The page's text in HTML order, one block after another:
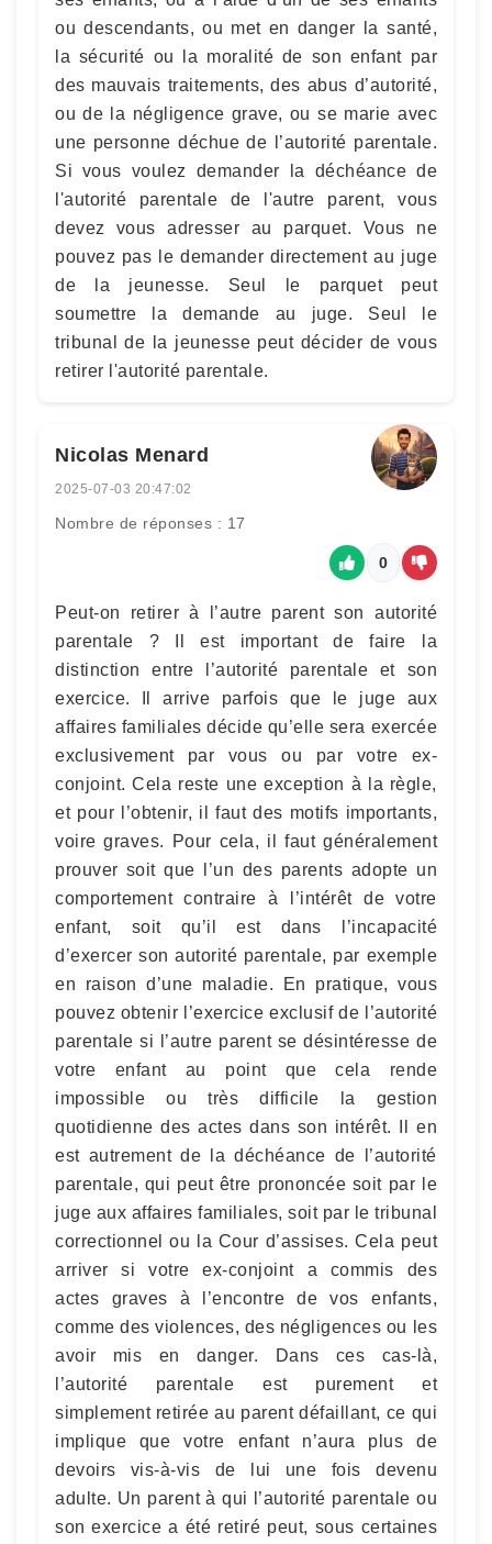
ou descendants, ou met en danger la santé,
la sécurité ou la moralité de son enfant par
des mauvais traitements, des abus d’autorité,
ou de la négligence grave, ou se marie avec
une personne déchue de l’autorité parentale.
Si vous voulez demander la déchéance de
l'autorité parentale de l'autre parent, vous
devez vous adresser au parquet. Vous ne
pouvez pas le demander directement au juge
de la jeunesse. Seul le parquet peut
soumettre la demande au juge. Seul le
tribunal de la jeunesse peut décider de vous
retirer l'autorité parentale.
Nicolas Menard
2025-07-03 20:47:02
Nombre de réponses : 17
0
Peut-on retirer à l’autre parent son autorité
parentale ? Il est important de faire la
distinction entre l’autorité parentale et son
exercice. Il arrive parfois que le juge aux
affaires familiales décide qu’elle sera exercée
exclusivement par vous ou par votre ex-
conjoint. Cela reste une exception à la règle,
et pour l’obtenir, il faut des motifs importants,
voire graves. Pour cela, il faut généralement
prouver soit que l’un des parents adopte un
comportement contraire à l’intérêt de votre
enfant, soit qu’il est dans l’incapacité
d’exercer son autorité parentale, par exemple
en raison d’une maladie. En pratique, vous
pouvez obtenir l’exercice exclusif de l’autorité
parentale si l’autre parent se désintéresse de
votre enfant au point que cela rende
impossible ou très difficile la gestion
quotidienne des actes dans son intérêt. Il en
est autrement de la déchéance de l’autorité
parentale, qui peut être prononcée soit par le
juge aux affaires familiales, soit par le tribunal
correctionnel ou la Cour d’assises. Cela peut
arriver si votre ex-conjoint a commis des
actes graves à l’encontre de vos enfants,
comme des violences, des négligences ou les
avoir mis en danger. Dans ces cas-là,
l’autorité parentale est purement et
simplement retirée au parent défaillant, ce qui
implique que votre enfant n’aura plus de
devoirs vis-à-vis de lui une fois devenu
adulte. Un parent à qui l’autorité parentale ou
son exercice a été retiré peut, sous certaines